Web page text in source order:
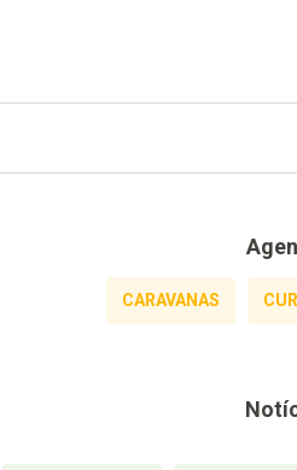
CARAVANAS